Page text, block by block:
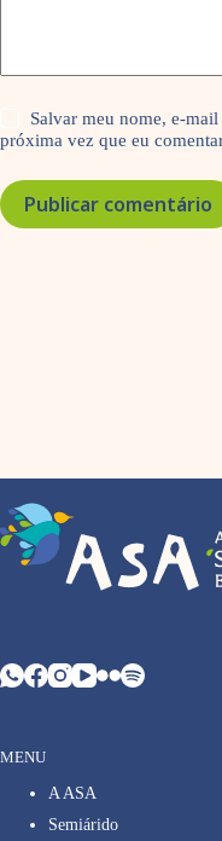
Salvar meu nome, e-
próxima vez que eu
Publicar comentário
MENU
A ASA
Semiárido